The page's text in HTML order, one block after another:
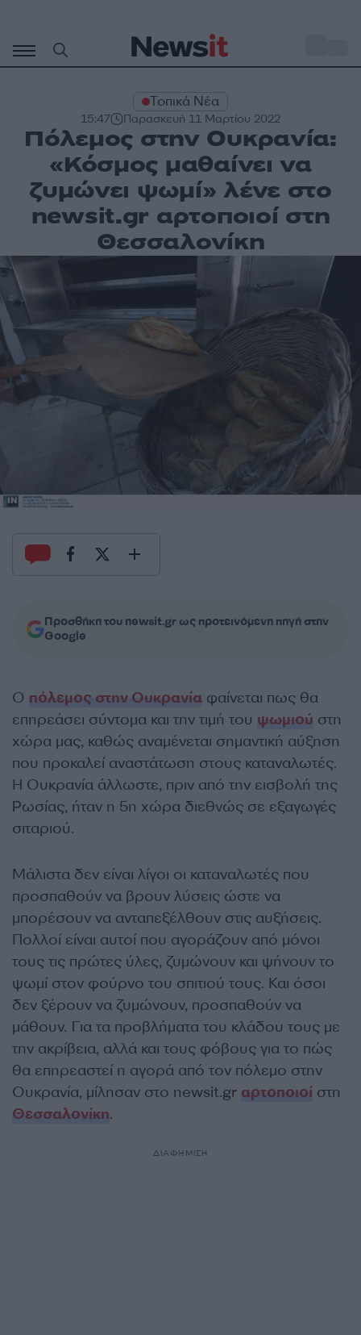
περιεχόμενο
Τοπικά Νέα
15:47 Παρασκευή 11 Μαρτίου 2022
Πόλεμος στην Ουκρανία:
«Κόσμος μαθαίνει να
ζυμώνει ψωμί» λένε στο
newsit.gr αρτοποιοί στη
Θεσσαλονίκη
Προσθήκη του newsit.gr ως προτεινόμενη πηγή στην
Google
Ο πόλεμος στην Ουκρανία φαίνεται πως θα
επηρεάσει σύντομα και την τιμή του ψωμιού στη
χώρα μας, καθώς αναμένεται σημαντική αύξηση
που προκαλεί αναστάτωση στους καταναλωτές.
Η Ουκρανία άλλωστε, πριν από την εισβολή της
Ρωσίας, ήταν η 5η χώρα διεθνώς σε εξαγωγές
σιταριού.
Μάλιστα δεν είναι λίγοι οι καταναλωτές που
προσπαθούν να βρουν λύσεις ώστε να
μπορέσουν να ανταπεξέλθουν στις αυξήσεις.
Πολλοί είναι αυτοί που αγοράζουν από μόνοι
τους τις πρώτες ύλες, ζυμώνουν και ψήνουν το
ψωμί στον φούρνο του σπιτιού τους. Και όσοι
δεν ξέρουν να ζυμώνουν, προσπαθούν να
μάθουν. Για τα προβλήματα του κλάδου τους με
την ακρίβεια, αλλά και τους φόβους για το πώς
θα επηρεαστεί η αγορά από τον πόλεμο στην
Ουκρανία, μίλησαν στο newsit.gr αρτοποιοί στη
Θεσσαλονίκη.
ΔΙΑΦΗΜΙΣΗ